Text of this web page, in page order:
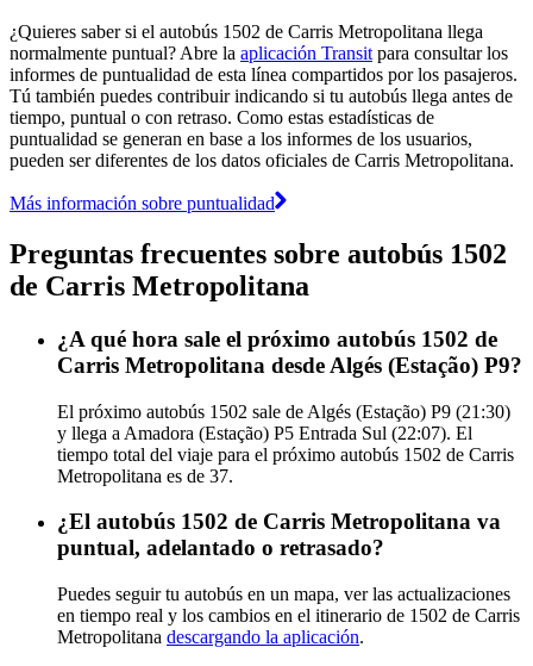
¿Quieres saber si el autobús 1502 de Carris Metropolitana llega
normalmente puntual? Abre la aplicación Transit para consultar los
informes de puntualidad de esta línea compartidos por los pasajeros.
Tú también puedes contribuir indicando si tu autobús llega antes de
tiempo, puntual o con retraso. Como estas estadísticas de
puntualidad se generan en base a los informes de los usuarios,
pueden ser diferentes de los datos oficiales de Carris Metropolitana.
Más información sobre puntualidad
Preguntas frecuentes sobre autobús 1502
de Carris Metropolitana
¿A qué hora sale el próximo autobús 1502 de
Carris Metropolitana desde Algés (Estação) P9?
El próximo autobús 1502 sale de Algés (Estação) P9 (21:30)
y llega a Amadora (Estação) P5 Entrada Sul (22:07). El
tiempo total del viaje para el próximo autobús 1502 de Carris
Metropolitana es de 37.
¿El autobús 1502 de Carris Metropolitana va
puntual, adelantado o retrasado?
Puedes seguir tu autobús en un mapa, ver las actualizaciones
en tiempo real y los cambios en el itinerario de 1502 de Carris
Metropolitana descargando la aplicación.